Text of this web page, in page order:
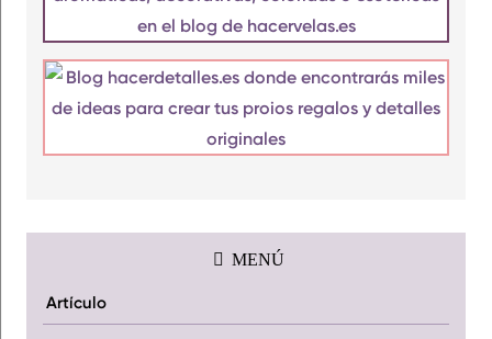
MENÚ
Artículo